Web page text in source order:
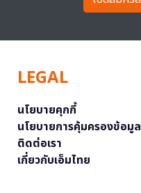
LEGAL
นโยบายคุกกี้
นโยบายการคุ้มครองข้อมู
ติดต่อเรา
เกี่ยวกับเอ็มไทย